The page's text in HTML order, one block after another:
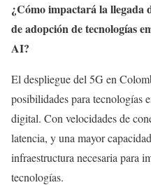
¿Cómo impactará la llegada
de adopción de tecnologías
AI?
El despliegue del 5G en
posibilidades para tecnologías
digital. Con velocidades de
latencia, y una mayor
infraestructura necesaria para
tecnologías.